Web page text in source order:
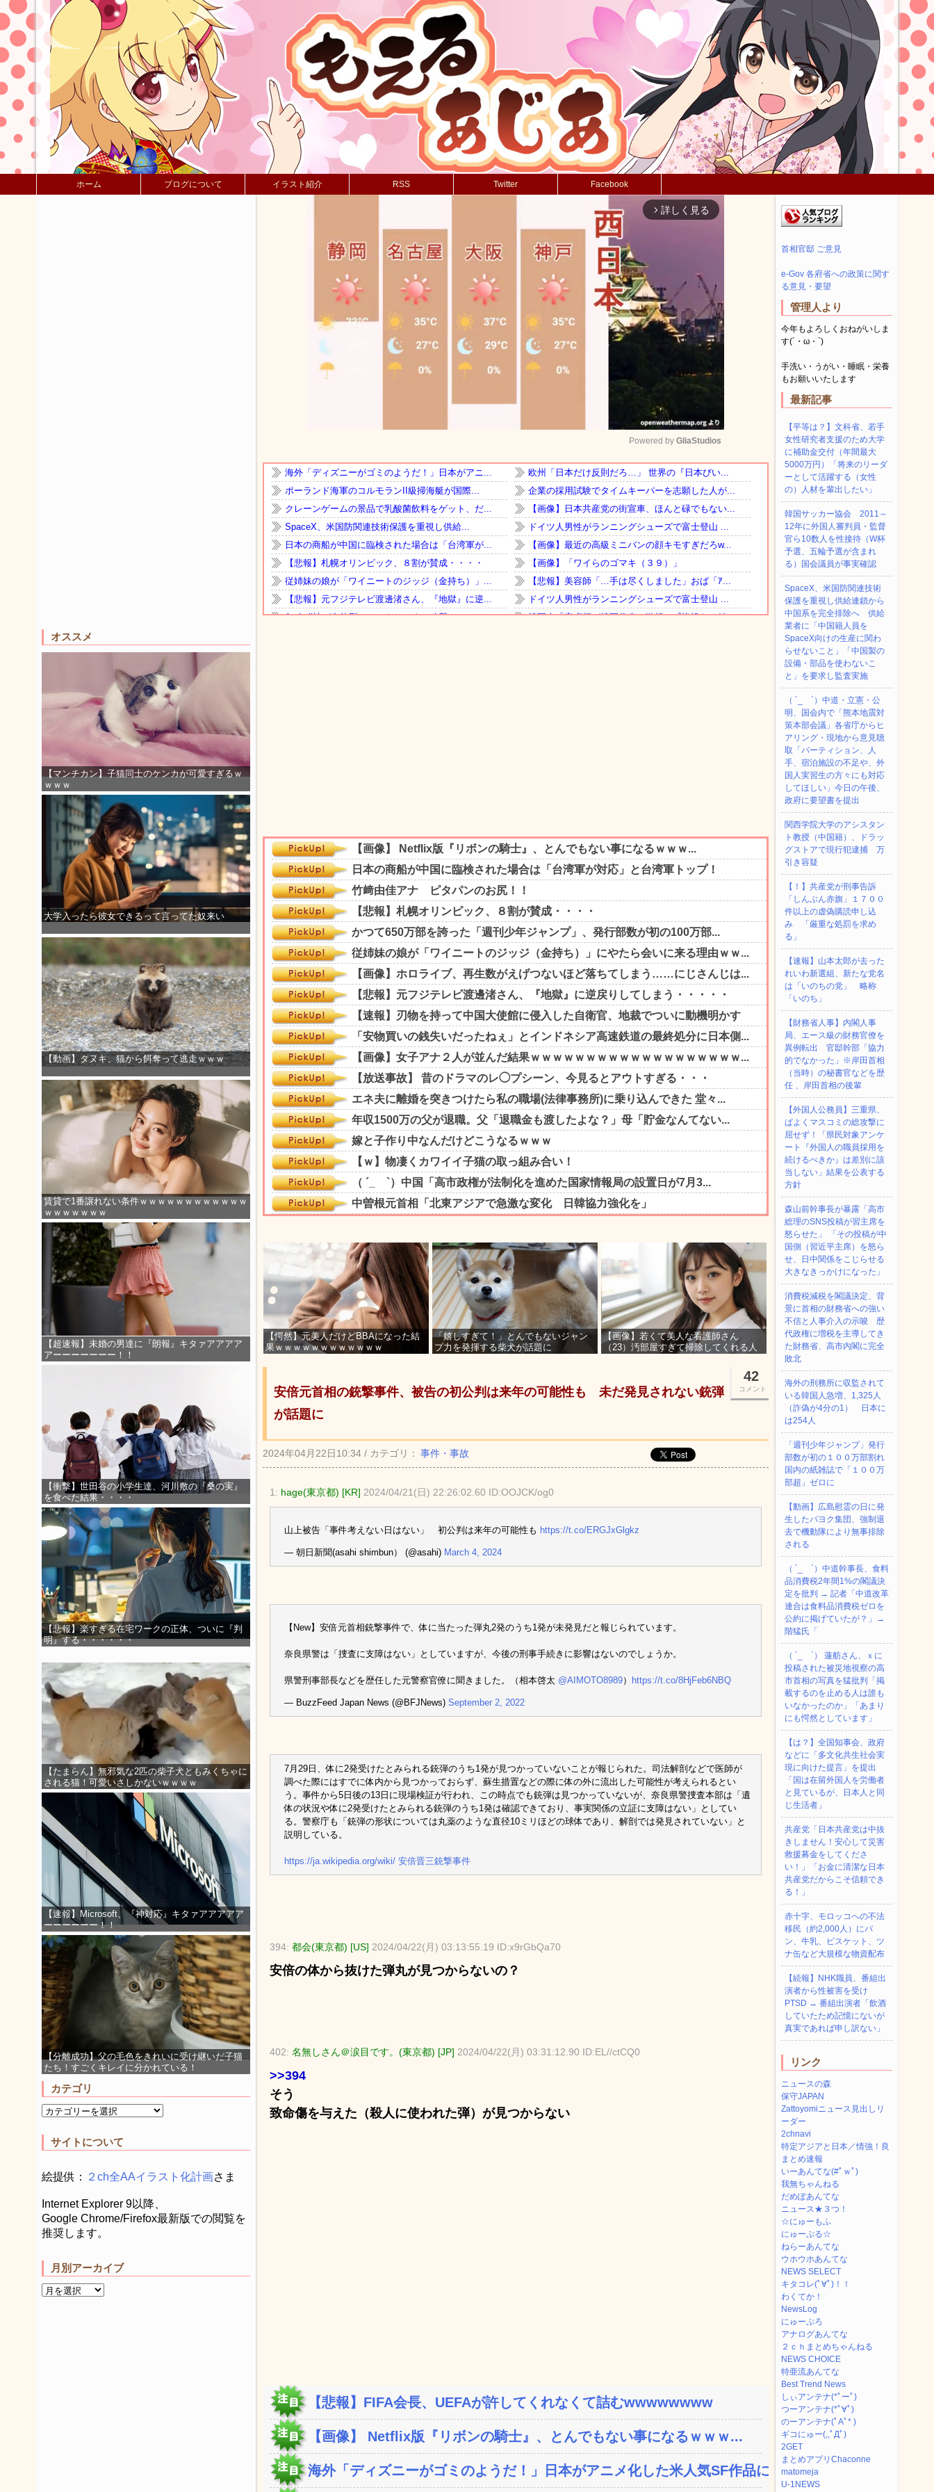
ホーム ブログについて イラスト紹介 RSS Twitter Facebook
オススメ
【マンチカン】子猫同士のケンカが可愛すぎるｗ
ｗｗｗ
大学入ったら彼女できるって言ってた奴来い
【動画】タヌキ、猫から餌奪って逃走ｗｗｗ
賃貸で1番譲れない条件ｗｗｗｗｗｗｗｗｗｗｗｗ
ｗｗｗｗｗｗｗ
【超速報】未婚の男達に『朗報』キタァアアアア
アーーーーーーー！！
【衝撃】世田谷の小学生達、河川敷の『桑の実』
を食べた結果・・・・
【悲報】楽すぎる在宅ワークの正体、ついに『判
明』する・・・・・・
【たまらん】無邪気な2匹の柴子犬ともみくちゃに
される猫！可愛いさしかないｗｗｗｗ
【速報】Microsoft、『神対応』キタァアアアアア
ーーーーーー！！
【分離成功】父の毛色をきれいに受け継いだ子猫
たち！すごくキレイに分かれている！
カテゴリ
サイトについて
絵提供： ２ch全AAイラスト化計画さま
Internet Explorer 9以降、
Google Chrome/Firefox最新版での閲覧を
推奨します。
月別アーカイブ
arrow_forward_ios 詳しく見る
Mute
Powered by GliaStudios
【愕然】元美人だけどBBAになった結
果ｗｗｗｗｗｗｗｗｗｗｗｗ
「嬉しすぎて！」とんでもないジャン
プ力を発揮する柴犬が話題に
【画像】若くて美人な看護師さん
（23）汚部屋すぎて掃除してくれる人
42
コメント
安倍元首相の銃撃事件、被告の初公判は来年の可能性も 未だ発見されない銃弾
が話題に
2024年04月22日10:34 / カテゴリ： 事件・事故
1: hage(東京都) [KR] 2024/04/21(日) 22:26:02.60 ID:OOJCK/og0
山上被告「事件考えない日はない」 初公判は来年の可能性も https://t.co/ERGJxGlgkz
— 朝日新聞(asahi shimbun） (@asahi) March 4, 2024
【New】安倍元首相銃撃事件で、体に当たった弾丸2発のうち1発が未発見だと報じられています。
奈良県警は「捜査に支障はない」としていますが、今後の刑事手続きに影響はないのでしょうか。
県警刑事部長などを歴任した元警察官僚に聞きました。（相本啓太 @AIMOTO8989） https://t.co/8HjFeb6NBQ
— BuzzFeed Japan News (@BFJNews) September 2, 2022
7月29日、体に2発受けたとみられる銃弾のうち1発が見つかっていないことが報じられた。司法解剖などで医師が
調べた際にはすでに体内から見つかっておらず、蘇生措置などの際に体の外に流出した可能性が考えられるとい
う。事件から5日後の13日に現場検証が行われ、この時点でも銃弾は見つかっていないが、奈良県警捜査本部は「遺
体の状況や体に2発受けたとみられる銃弾のうち1発は確認できており、事実関係の立証に支障はない」としてい
る。警察庁も「銃弾の形状については丸薬のような直径10ミリほどの球体であり、解剖では発見されていない」と
説明している。
https://ja.wikipedia.org/wiki/ 安倍晋三銃撃事件
394: 都会(東京都) [US] 2024/04/22(月) 03:13:55.19 ID:x9rGbQa70
安倍の体から抜けた弾丸が見つからないの？
402: 名無しさん＠涙目です。(東京都) [JP] 2024/04/22(月) 03:31:12.90 ID:EL//ctCQ0
>>394
そう
致命傷を与えた（殺人に使われた弾）が見つからない
【悲報】FIFA会長、UEFAが許してくれなくて詰むwwwwwwww
【画像】 Netflix版『リボンの騎士』、とんでもない事になるｗｗｗ...
海外「ディズニーがゴミのようだ！」日本がアニメ化した米人気SF作品に絶...
首相官邸 ご意見
e-Gov 各府省への政策に関す
る意見・要望
管理人より
今年もよろしくおねがいしま
す(´・ω・`)
手洗い・うがい・睡眠・栄養
もお願いいたします
最新記事
【平等は？】文科省、若手
女性研究者支援のため大学
に補助金交付（年間最大
5000万円）「将来のリーダ
ーとして活躍する（女性
の）人材を輩出したい」
韓国サッカー協会 2011～
12年に外国人審判員・監督
官ら10数人を性接待（W杯
予選、五輪予選が含まれ
る）国会議員が事実確認
SpaceX、米国防関連技術
保護を重視し供給連鎖から
中国系を完全排除へ 供給
業者に「中国籍人員を
SpaceX向けの生産に関わ
らせないこと」「中国製の
設備・部品を使わないこ
と」を要求し監査実施
（ ´_ゝ`）中道・立憲・公
明、国会内で「熊本地震対
策本部会議」各省庁からヒ
アリング・現地から意見聴
取「パーティション、人
手、宿泊施設の不足や、外
国人実習生の方々にも対応
してほしい」今日の午後、
政府に要望書を提出
関西学院大学のアシスタン
ト教授（中国籍）、ドラッ
グストアで現行犯逮捕 万
引き容疑
【！】共産党が刑事告訴
「しんぶん赤旗」１７００
件以上の虚偽購読申し込
み 「厳重な処罰を求め
る」
【速報】山本太郎が去った
れいわ新選組、新たな党名
は「いのちの党」 略称
「いのち」
【財務省人事】内閣人事
局、エース級の財務官僚を
異例転出 官邸幹部「協力
的でなかった」※岸田首相
（当時）の秘書官などを歴
任 、岸田首相の後輩
【外国人公務員】三重県、
ぱよくマスコミの総攻撃に
屈せず！「県民対象アンケ
ート『外国人の職員採用を
続けるべきか』は差別に該
当しない」結果を公表する
方針
森山前幹事長が暴露「高市
総理のSNS投稿が習主席を
怒らせた」 「その投稿が中
国側（習近平主席）を怒ら
せ、日中関係をこじらせる
大きなきっかけになった」
消費税減税を閣議決定、背
景に首相の財務省への強い
不信と人事介入の示唆 歴
代政権に増税を主導してき
た財務省、高市内閣に完全
敗北
海外の刑務所に収監されて
いる韓国人急増、1,325人
（詐偽が4分の1） 日本に
は254人
「週刊少年ジャンプ」発行
部数が初の１００万部割れ
国内の紙雑誌で「１００万
部超」ゼロに
【動画】広島慰霊の日に発
生したパヨク集団、強制退
去で機動隊により無事排除
される
（ ´_ゝ`）中道幹事長、食料
品消費税2年間1%の閣議決
定を批判 → 記者「中道改革
連合は食料品消費税ゼロを
公約に掲げていたが？」→
階猛氏「
（ ´_ゝ`） 蓮舫さん、ｘに
投稿された被災地視察の高
市首相の写真を猛批判「掲
載するのを止める人は誰も
いなかったのか」「あまり
にも愕然としています」
【は？】全国知事会、政府
などに「多文化共生社会実
現に向けた提言」を提出
「国は在留外国人を労働者
と見ているが、日本人と同
じ生活者」
共産党「日本共産党は中抜
きしません！安心して災害
救援募金をしてくださ
い！」「お金に清潔な日本
共産党だからこそ信頼でき
る！」
赤十字、モロッコへの不法
移民（約2,000人）にパ
ン、牛乳、ビスケット、ツ
ナ缶など大規模な物資配布
【続報】NHK職員、番組出
演者から性被害を受け
PTSD → 番組出演者「飲酒
していたため記憶にないが
真実であれば申し訳ない」
リンク
ニュースの森
保守JAPAN
Zattoyomiニュース見出しリ
ーダー
2chnavi
特定アジアと日本／情強！良
まとめ速報
いーあんてな(#ﾟｗﾟ)
我無ちゃんねる
だめぽあんてな
ニュース★３つ！
☆にゅーもふ
にゅーぷる☆
ねらーあんてな
ウホウホあんてな
NEWS SELECT
キタコレ(ﾟ∀ﾟ)！！
わくてか！
NewsLog
にゅーぷろ
アナログあんてな
２ｃｈまとめちゃんねる
NEWS CHOICE
特亜流あんてな
Best Trend News
しぃアンテナ(*ﾟーﾟ)
つーアンテナ(*ﾟ∀ﾟ)
のーアンテナ(ﾟAﾟ* )
ギコにゅー(,,ﾟДﾟ)
2GET
まとめアプリChaconne
matomeja
U-1NEWS